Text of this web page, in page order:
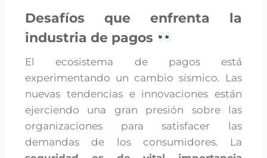
Desafíos que enfrenta la
industria de pagos
El ecosistema de pagos está
experimentando un cambio sísmico. Las
nuevas tendencias e innovaciones están
ejerciendo una gran presión sobre las
organizaciones para satisfacer las
demandas de los consumidores. La